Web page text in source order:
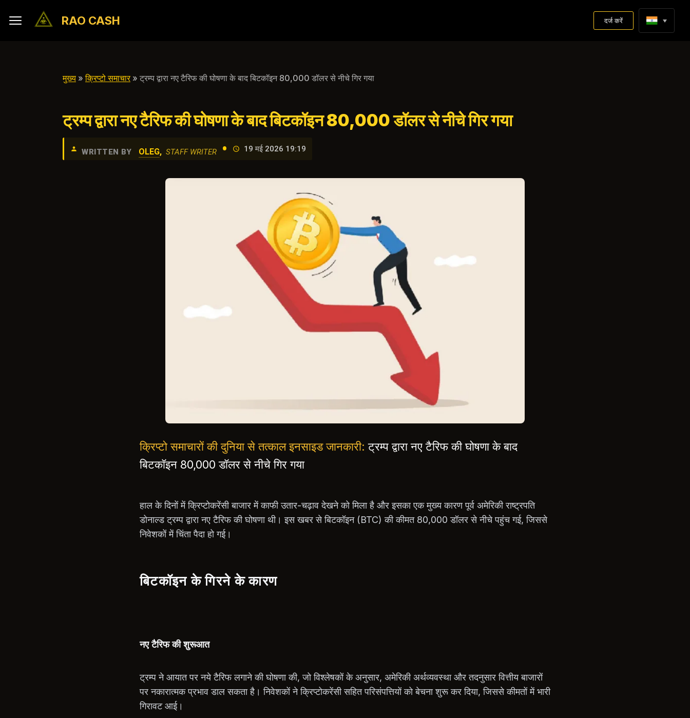
RAO CASH दर्ज करें
मुख्य »क्रिप्टो समाचार» ट्रम्प द्वारा नए टैरिफ की घोषणा के बाद बिटकॉइन 80,000 डॉलर से नीचे गिर गया
ट्रम्प द्वारा नए टैरिफ की घोषणा के बाद बिटकॉइन 80,000 डॉलर से नीचे गिर गया
WRITTEN BY OLEG, STAFF WRITER • 19 मई 2026 19:19
क्रिप्टो समाचारों की दुनिया से तत्काल इनसाइड जानकारी:ट्रम्प द्वारा नए टैरिफ की घोषणा के बाद
बिटकॉइन 80,000 डॉलर से नीचे गिर गया
हाल के दिनों में क्रिप्टोकरेंसी बाजार में काफी उतार-चढ़ाव देखने को मिला है और इसका एक मुख्य कारण पूर्व अमेरिकी राष्ट्रपति
डोनाल्ड ट्रम्प द्वारा नए टैरिफ की घोषणा थी। इस खबर से बिटकॉइन (BTC) की कीमत 80,000 डॉलर से नीचे पहुंच गई, जिससे
निवेशकों में चिंता पैदा हो गई।
बिटकॉइन के गिरने के कारण
नए टैरिफ की शुरूआत
ट्रम्प ने आयात पर नये टैरिफ लगाने की घोषणा की, जो विश्लेषकों के अनुसार, अमेरिकी अर्थव्यवस्था और तदनुसार वित्तीय बाजारों
पर नकारात्मक प्रभाव डाल सकता है। निवेशकों ने क्रिप्टोकरेंसी सहित परिसंपत्तियों को बेचना शुरू कर दिया, जिससे कीमतों में भारी
गिरावट आई।